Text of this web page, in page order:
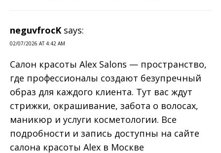
neguvfrocK says:
02/07/2026 AT 4:42 AM
Салон красоты Alex Salons — пространство,
где профессионалы создают безупречный
образ для каждого клиента. Тут вас ждут
стрижки, окрашивание, забота о волосах,
маникюр и услуги косметологии. Все
подробности и запись доступны на сайте
салона красоты Alex в Москве